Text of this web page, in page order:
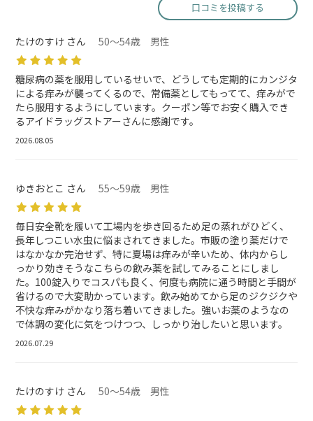
口コミを投稿する
たけのすけ さん 50～54歳 男性
糖尿病の薬を服用しているせいで、どうしても定期的にカンジタ
による痒みが襲ってくるので、常備薬としてもってて、痒みがで
たら服用するようにしています。クーポン等でお安く購入でき
るアイドラッグストアーさんに感謝です。
2026.08.05
ゆきおとこ さん 55～59歳 男性
毎日安全靴を履いて工場内を歩き回るため足の蒸れがひどく、
長年しつこい水虫に悩まされてきました。市販の塗り薬だけで
はなかなか完治せず、特に夏場は痒みが辛いため、体内からし
っかり効きそうなこちらの飲み薬を試してみることにしまし
た。100錠入りでコスパも良く、何度も病院に通う時間と手間が
省けるので大変助かっています。飲み始めてから足のジクジクや
不快な痒みがかなり落ち着いてきました。強いお薬のようなの
で体調の変化に気をつけつつ、しっかり治したいと思います。
2026.07.29
たけのすけ さん 50～54歳 男性